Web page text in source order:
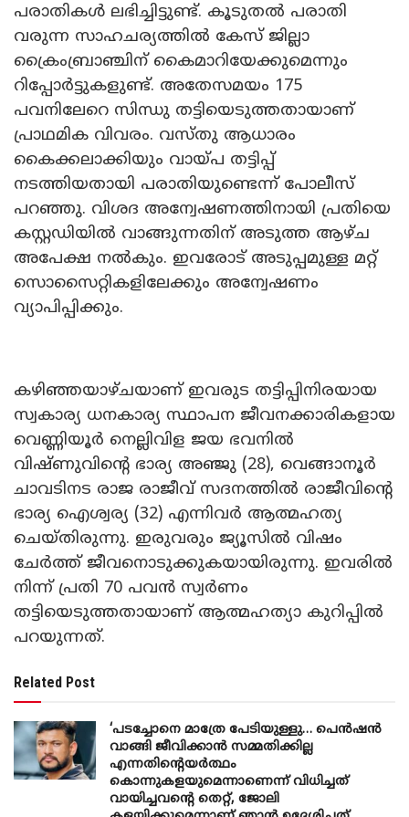
പരാതികൾ ലഭിച്ചിട്ടുണ്ട്. കൂടുതൽ പരാതി
വരുന്ന സാഹചര്യത്തിൽ കേസ് ജില്ലാ
ക്രൈംബ്രാഞ്ചിന് കൈമാറിയേക്കുമെന്നും
റിപ്പോർട്ടുകളുണ്ട്. അതേസമയം 175
പവനിലേറെ സിന്ധു തട്ടിയെടുത്തതായാണ്
പ്രാഥമിക വിവരം. വസ്തു ആധാരം
കൈക്കലാക്കിയും വായ്പ തട്ടിപ്പ്
നടത്തിയതായി പരാതിയുണ്ടെന്ന് പോലീസ്
പറഞ്ഞു. വിശദ അന്വേഷണത്തിനായി പ്രതിയെ
കസ്റ്റഡിയിൽ വാങ്ങുന്നതിന് അടുത്ത ആഴ്ച
അപേക്ഷ നൽകും. ഇവരോട് അടുപ്പമുള്ള മറ്റ്
സൊസൈറ്റികളിലേക്കും അന്വേഷണം
വ്യാപിപ്പിക്കും.
കഴിഞ്ഞയാഴ്ചയാണ് ഇവരുട തട്ടിപ്പിനിരയായ
സ്വകാര്യ ധനകാര്യ സ്ഥാപന ജീവനക്കാരികളായ
വെണ്ണിയൂർ നെല്ലിവിള ജയ ഭവനിൽ
വിഷ്ണുവിന്റെ ഭാര്യ അഞ്ജു (28), വെങ്ങാനൂർ
ചാവടിനട രാജ രാജീവ് സദനത്തിൽ രാജീവിന്റെ
ഭാര്യ ഐശ്വര്യ (32) എന്നിവർ ആത്മഹത്യ
ചെയ്തിരുന്നു. ഇരുവരും ജ്യൂസിൽ വിഷം
ചേർത്ത് ജീവനൊടുക്കുകയായിരുന്നു. ഇവരിൽ
നിന്ന് പ്രതി 70 പവൻ സ്വർണം
തട്ടിയെടുത്തതായാണ് ആത്മഹത്യാ കുറിപ്പിൽ
പറയുന്നത്.
Related Post
‘പടച്ചോനെ മാത്രേ പേടിയുള്ളു… പെൻഷൻ
വാങ്ങി ജീവിക്കാൻ സമ്മതിക്കില്ല
എന്നതിന്റെയർത്ഥം
കൊന്നുകളയുമെന്നാണെന്ന് വിധിച്ചത്
വായിച്ചവന്റെ തെറ്റ്, ജോലി